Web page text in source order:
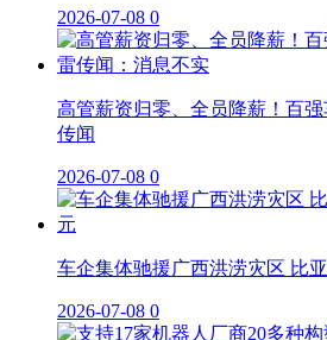
2026-07-08 0
高管薪资归零、全员降薪！百
传闻
2026-07-08 0
车企集体驰援广西洪涝灾区 比
2026-07-08 0